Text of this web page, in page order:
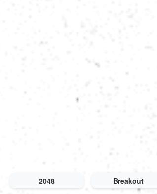
2048 Breakout